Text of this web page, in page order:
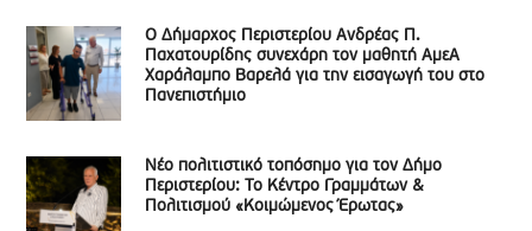
Ο Δήμαρχος Περιστερίου Ανδρέας Π.
Παχατουρίδης συνεχάρη τον μαθητή ΑμεΑ
Χαράλαμπο Βαρελά για την εισαγωγή του στο
Πανεπιστήμιο
Νέο πολιτιστικό τοπόσημο για τον Δήμο
Περιστερίου: Το Κέντρο Γραμμάτων &
Πολιτισμού «Κοιμώμενος Έρωτας»